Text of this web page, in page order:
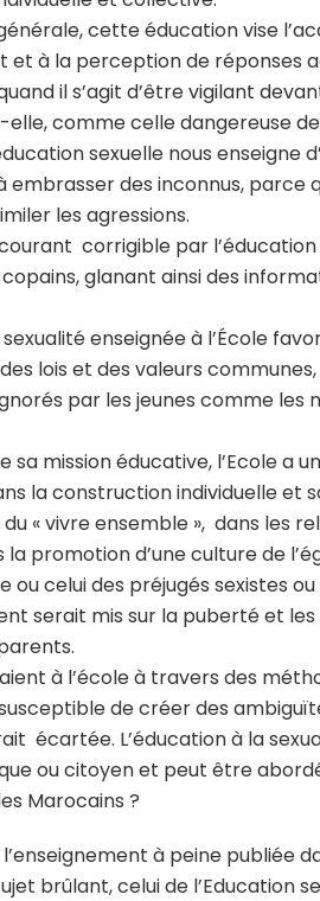
cette éducation vise
et à la perception de réponses
il s’agit d’être vigilant
comme celle dangereuse
sexuelle nous
embrasser des inconnus,
les agressions.
corrigible par
glanant ainsi des
sexualité enseignée à l’École
lois et des valeurs
par les jeunes comme les
sa mission éducative, l’Ecole
la construction individuelle et
« vivre ensemble », dans les
promotion d’une culture de
ou celui des préjugés sexistes
serait mis sur la puberté et
à l’école à travers des
de créer des
écartée. L’éducation à la
ou citoyen et peut être
Marocains ?
à peine publiée
brûlant, celui de l’Education